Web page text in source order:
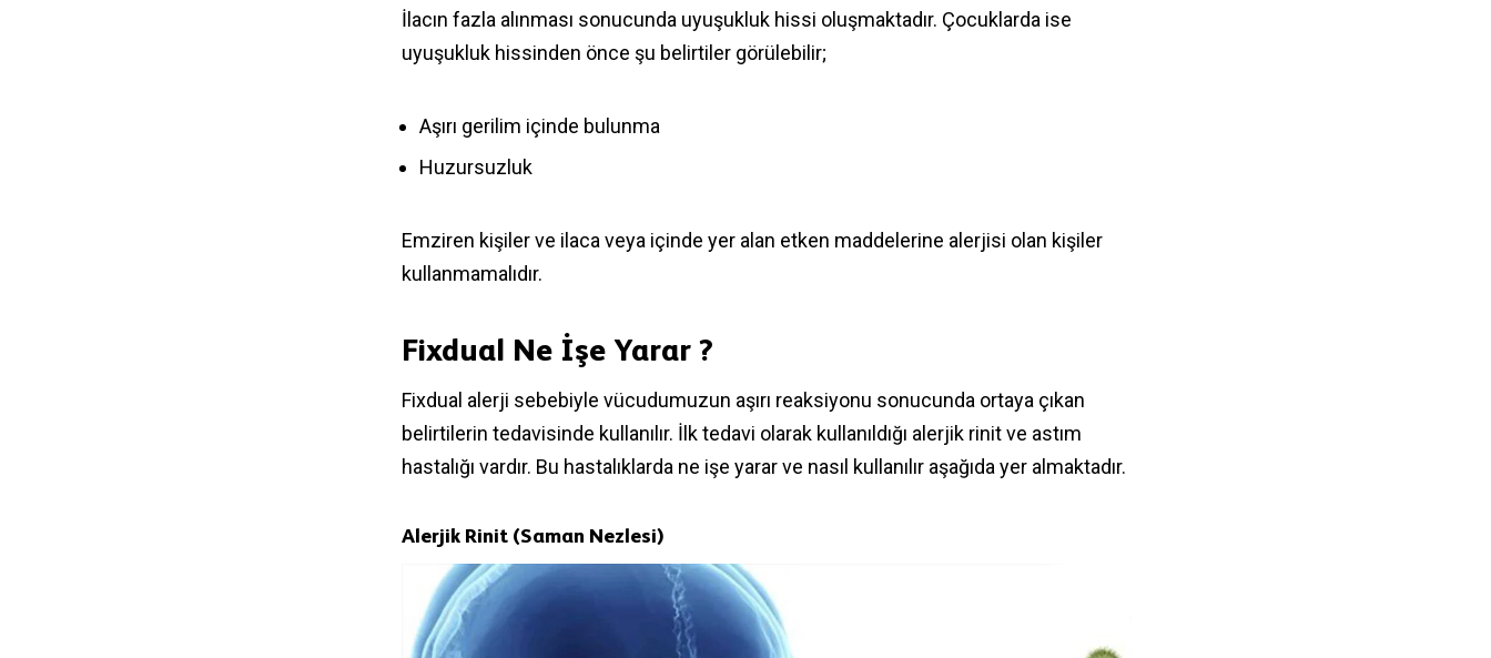
İlacın fazla alınması sonucunda uyuşukluk hissi oluşmaktadır. Çocuklarda ise
uyuşukluk hissinden önce şu belirtiler görülebilir;
Aşırı gerilim içinde bulunma
Huzursuzluk
Emziren kişiler ve ilaca veya içinde yer alan etken maddelerine alerjisi olan kişiler
kullanmamalıdır.
Fixdual Ne İşe Yarar ?
Fixdual alerji sebebiyle vücudumuzun aşırı reaksiyonu sonucunda ortaya çıkan
belirtilerin tedavisinde kullanılır. İlk tedavi olarak kullanıldığı alerjik rinit ve astım
hastalığı vardır. Bu hastalıklarda ne işe yarar ve nasıl kullanılır aşağıda yer almaktadır.
Alerjik Rinit (Saman Nezlesi)